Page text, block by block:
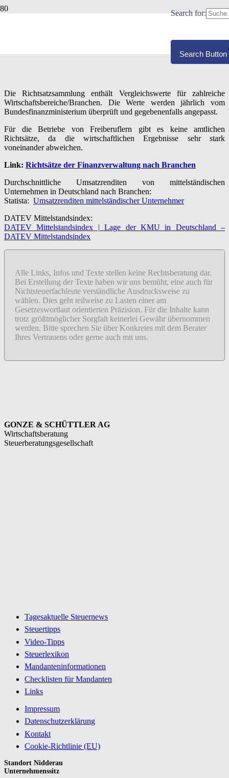
Search for:
Search Button
BRANCHENWERTE/
Die Richtsatzsammlung enthält Vergleichswerte für zahlreiche
Wirtschaftsbereiche/Branchen. Die Werte werden jährlich vom
Bundesfinanzministerium überprüft und gegebenenfalls angepasst.
Für die Betriebe von Freiberuflern gibt es keine amtlichen
Richtsätze, da die wirtschaftlichen Ergebnisse sehr stark
voneinander abweichen.
Link: Richtsätze der Finanzverwaltung nach Branchen
Durchschnittliche Umsatzrenditen von mittelständischen
Unternehmen in Deutschland nach Branchen:
Statista: Umsatzrenditen mittelständischer Unternehmer
DATEV Mittelstandsindex:
DATEV Mittelstandsindex | Lage der KMU in Deutschland –
DATEV Mittelstandsindex
Alle Links, Infos und Texte stellen keine Rechtsberatung dar.
Bei Erstellung der Texte haben wir uns bemüht, eine auch für
Nichtsteuerfachleute verständliche Ausdrucksweise zu
wählen. Dies geht teilweise zu Lasten einer am
Gesetzeswortlaut orientierten Präzision. Für die Inhalte kann
trotz größtmöglicher Sorgfalt keinerlei Gewähr übernommen
werden. Bitte sprechen Sie über Konkretes mit dem Berater
Ihres Vertrauens oder gerne auch mit uns.
GONZE & SCHÜTTLER AG
Wirtschaftsberatung
Steuerberatungsgesellschaft
Tagesaktuelle Steuernews
Steuertipps
Video-Tipps
Steuerlexikon
Mandanteninformationen
Checklisten für Mandanten
Links
Impressum
Datenschutzerklärung
Kontakt
Cookie-Richtlinie (EU)
Standort Nidderau
Unternehmenssitz